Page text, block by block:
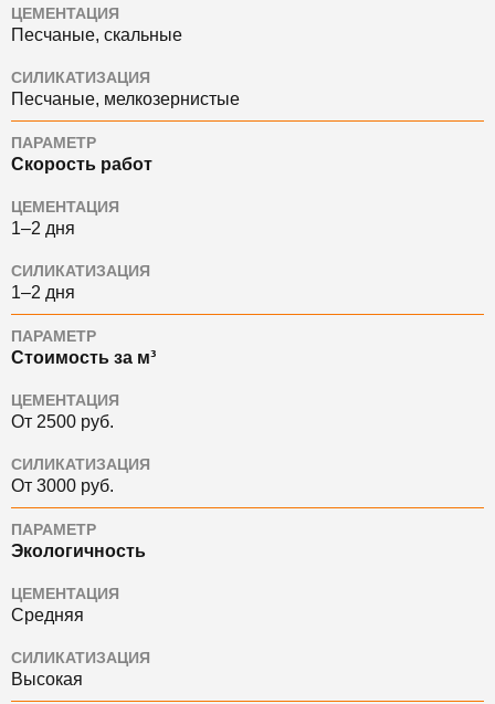
ЦЕМЕНТАЦИЯ
Песчаные, скальные
СИЛИКАТИЗАЦИЯ
Песчаные, мелкозернистые
ПАРАМЕТР
Скорость работ
ЦЕМЕНТАЦИЯ
1–2 дня
СИЛИКАТИЗАЦИЯ
1–2 дня
ПАРАМЕТР
Стоимость за м³
ЦЕМЕНТАЦИЯ
От 2500 руб.
СИЛИКАТИЗАЦИЯ
От 3000 руб.
ПАРАМЕТР
Экологичность
ЦЕМЕНТАЦИЯ
Средняя
СИЛИКАТИЗАЦИЯ
Высокая